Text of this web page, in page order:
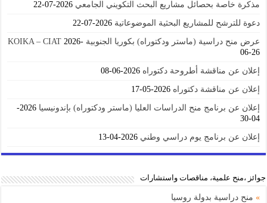
مذكرة خاصة بحصائل مشاريع البحث التكويني الجامعي 2026-07-22
دعوة للترشح للمشاريع البحثية الموضوعاتية 2026-07-22
عرض منح دراسية (ماستر ودكتوراه) بكوريا الجنوبية KOIKA – CIAT2026-
06-26
إعلان عن مناقشة أطروحة دكتوراه 2026-06-08
إعلان عن مناقشة دكتوراه 2026-05-17
إعلان عن برنامج منح الدراسات العليا (ماستر ودكتوراه) بإندونيسيا
2026-
04-30
إعلان عن برنامج يوم دراسي وطني 2026-04-13
جوائز ،منح علمية، مناقصات واستشارات
» منح دراسية بدولة روسيا